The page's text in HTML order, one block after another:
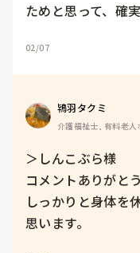
ためと思って、確
02/07
鴇羽タクミ
介護福祉士, 有料老人
＞しんこぶら様
コメントありがと
しっかりと身体を
思います。